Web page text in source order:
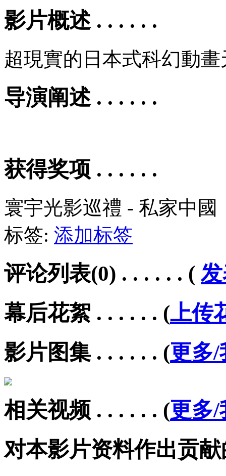
影片概述 . . . . . .
超現實的日本式科幻動畫
导演阐述 . . . . . .
获得奖项 . . . . . .
寰宇光影巡禮 - 私家中國
标签: 添加标签
评论列表(0) . . . . . . (
幕后花絮 . . . . . . (上传
影片图集 . . . . . . (更多/
相关视频 . . . . . . (更多/
对本影片资料作出贡献